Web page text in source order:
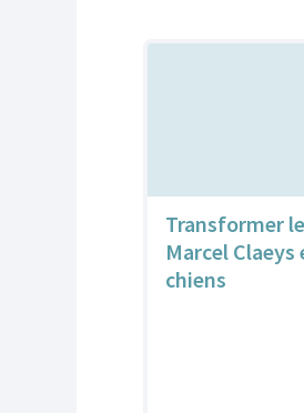
Transformer
Marcel Claeys
chiens